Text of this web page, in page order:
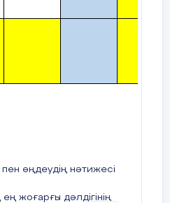
өңдеудің нәтижесі
жоғарғы дәлдігінің